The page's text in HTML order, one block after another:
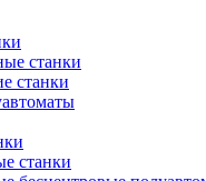
станки
станки
станки